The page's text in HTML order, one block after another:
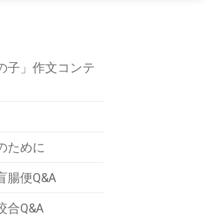
子」作文コンテ
ために
腸便Q&A
合Q&A